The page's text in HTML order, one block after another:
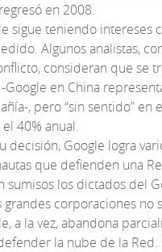
en 2008.
sigue teniendo intereses
Algunos analistas,
consideran que se
Google en China
, pero “sin sentido”
40% anual.
decisión, Google logra
que defienden una
sumisos los dictados del
grandes corporaciones
a la vez, abandona
la nube de la